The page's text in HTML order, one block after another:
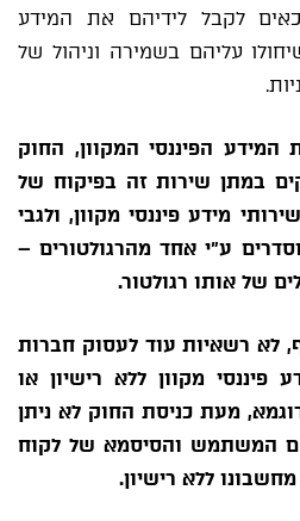
לקבל לידיהם את המידע
עליהם בשמירה וניהול של
הפיננסי המקוון, החוק
במתן שירות זה בפיקוח של
מידע פיננסי מקוון, ולגבי
ע"י אחד מהרגולטורים –
של אותו רגולטור.
לא רשאיות עוד לעסוק חברות
פיננסי מקוון ללא רישיון או
מעת כניסת החוק לא ניתן
המשתמש והסיסמא של לקוח
ללא רישיון.